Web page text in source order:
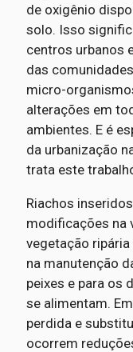
de oxigênio
solo. Isso
centros urbanos
das
micro-
alterações em
ambientes. E é
da urbanização
trata este
Riachos
modificações na
vegetação
na manutenção
peixes e para os
se alimentam.
perdida e
ocorrem